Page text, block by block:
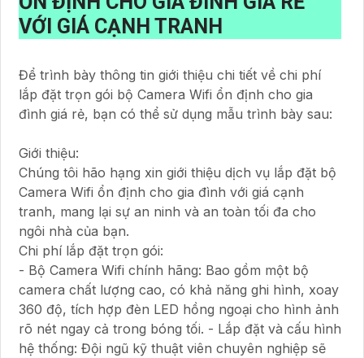
VỚI GIÁ CẠNH TRANH
Để trình bày thông tin giới thiệu chi tiết về chi phí
lắp đặt trọn gói bộ Camera Wifi ổn định cho gia
đình giá rẻ, bạn có thể sử dụng mẫu trình bày sau:
Giới thiệu:
Chúng tôi hão hạng xin giới thiệu dịch vụ lắp đặt bộ
Camera Wifi ổn định cho gia đình với giá cạnh
tranh, mang lại sự an ninh và an toàn tối đa cho
ngôi nhà của bạn.
Chi phí lắp đặt trọn gói:
- Bộ Camera Wifi chính hãng: Bao gồm một bộ
camera chất lượng cao, có khả năng ghi hình, xoay
360 độ, tích hợp đèn LED hồng ngoại cho hình ảnh
rõ nét ngay cả trong bóng tối. - Lắp đặt và cấu hình
hệ thống: Đội ngũ kỹ thuật viên chuyên nghiệp sẽ